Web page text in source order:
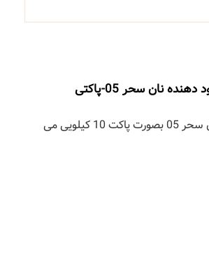
بهبود دهنده نان سحر 05 بصورت پاکت 10 کیلویی می